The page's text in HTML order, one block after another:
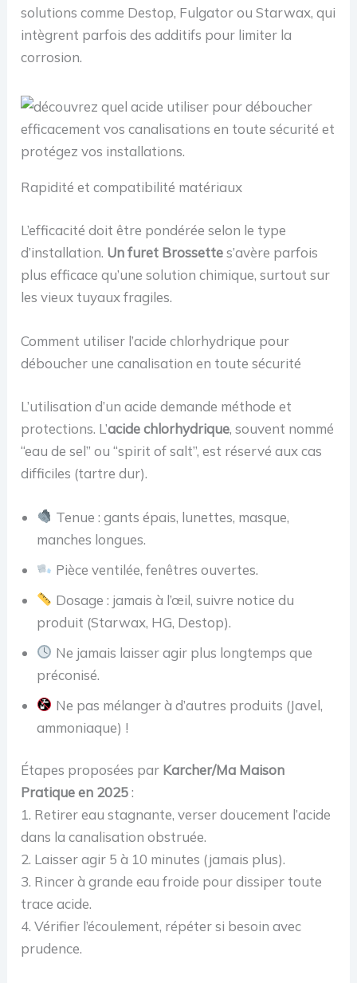
solutions comme Destop, Fulgator ou Starwax, qui
intègrent parfois des additifs pour limiter la
corrosion.
Rapidité et compatibilité matériaux
L’efficacité doit être pondérée selon le type
d’installation. Un furet Brossettes’avère parfois
plus efficace qu’une solution chimique, surtout sur
les vieux tuyaux fragiles.
Comment utiliser l’acide chlorhydrique pour
déboucher une canalisation en toute sécurité
L’utilisation d’un acide demande méthode et
protections. L’acide chlorhydrique, souvent nommé
“eau de sel” ou “spirit of salt”, est réservé aux cas
difficiles (tartre dur).
Tenue : gants épais, lunettes, masque,
manches longues.
Pièce ventilée, fenêtres ouvertes.
Dosage : jamais à l’œil, suivre notice du
produit (Starwax, HG, Destop).
Ne jamais laisser agir plus longtemps que
préconisé.
Ne pas mélanger à d’autres produits (Javel,
ammoniaque) !
Étapes proposées par Karcher/Ma Maison
Pratique en 2025:
1. Retirer eau stagnante, verser doucement l’acide
dans la canalisation obstruée.
2. Laisser agir 5 à 10 minutes (jamais plus).
3. Rincer à grande eau froide pour dissiper toute
trace acide.
4. Vérifier l’écoulement, répéter si besoin avec
prudence.